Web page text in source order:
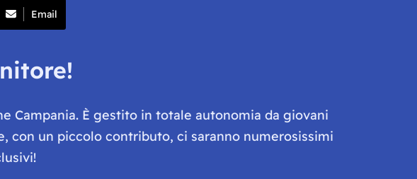
Email
Campania. È gestito in totale autonomia da giovani
un piccolo contributo, ci saranno numerosissimi